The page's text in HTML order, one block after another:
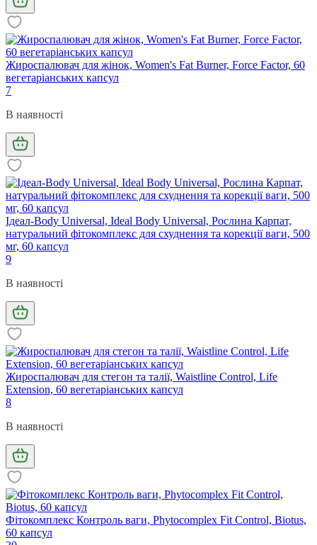
Жироспалювач для жінок, Women's Fat Burner, Force Factor, 60
вегетаріанських капсул
7
В наявності
Ідеал-Body Universal, Ideal Body Universal, Рослина Карпат,
натуральний фітокомплекс для схуднення та корекції ваги, 500
мг, 60 капсул
9
В наявності
Жироспалювач для стегон та талії, Waistline Control, Life
Extension, 60 вегетаріанських капсул
8
В наявності
Фітокомплекс Контроль ваги, Phytocomplex Fit Control, Biotus,
60 капсул